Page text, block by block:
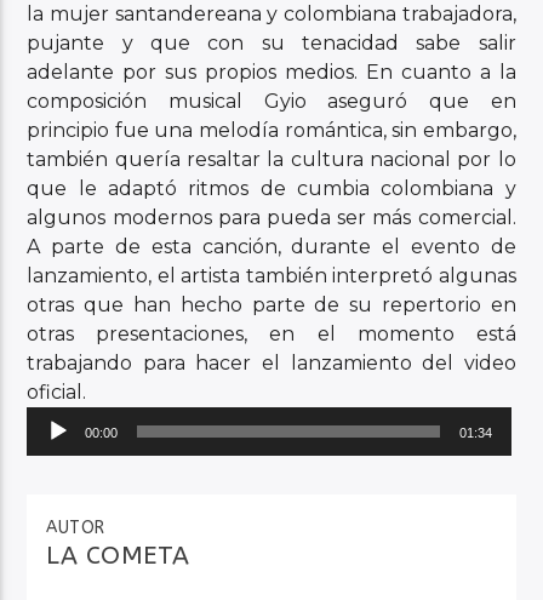
la mujer santandereana y colombiana trabajadora,
pujante y que con su tenacidad sabe salir
adelante por sus propios medios. En cuanto a la
composición musical Gyio aseguró que en
principio fue una melodía romántica, sin embargo,
también quería resaltar la cultura nacional por lo
que le adaptó ritmos de cumbia colombiana y
algunos modernos para pueda ser más comercial.
A parte de esta canción, durante el evento de
lanzamiento, el artista también interpretó algunas
otras que han hecho parte de su repertorio en
otras presentaciones, en el momento está
trabajando para hacer el lanzamiento del video
oficial.
Reproductor
00:00 01:34
AUTOR
LA COMETA